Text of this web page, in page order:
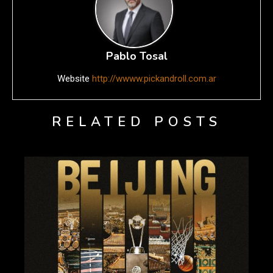
Pablo Tosal
Website http://wwww.pickandroll.com.ar
RELATED POSTS